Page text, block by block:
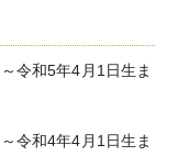
令和5年4月1日生ま
令和4年4月1日生ま